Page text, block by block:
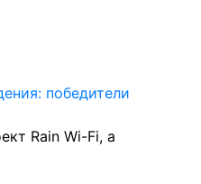
Rain Wi-Fi, а